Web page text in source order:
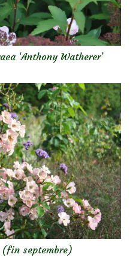
‘Anthony Watherer’
(fin septembre)